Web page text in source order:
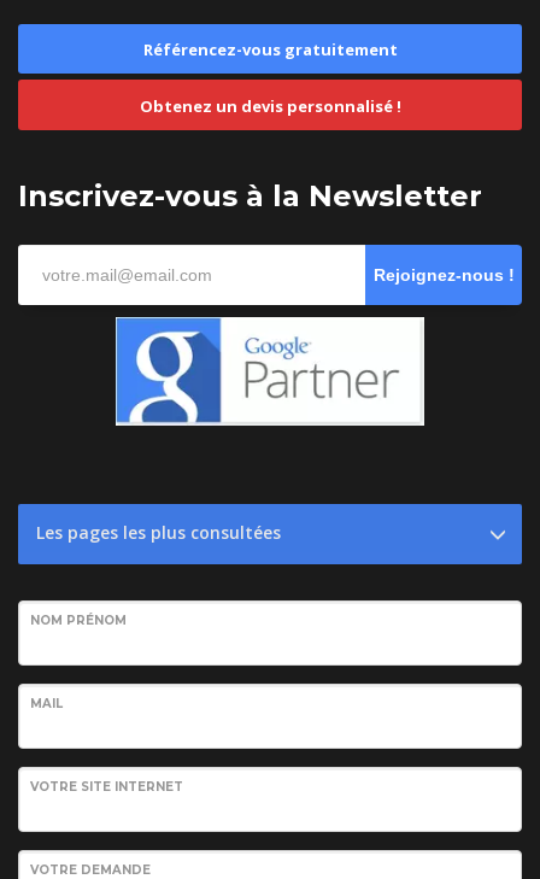
Référencez-vous gratuitement
Obtenez un devis personnalisé !
Inscrivez-vous à la Newsletter
Rejoignez-nous !
Les pages les plus consultées
NOM PRÉNOM
MAIL
VOTRE SITE INTERNET
VOTRE DEMANDE